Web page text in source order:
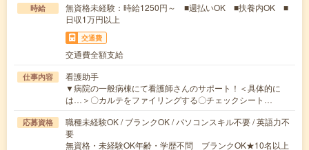
時給
無資格未経験：時給1250円～ ■週払いOK ■扶養内OK ■
日収1万円以上
交通費
交通費全額支給
仕事内容
看護助手
▼病院の一般病棟にて看護師さんのサポート！＜具体的に
は…＞〇カルテをファイリングする〇チェックシート…
応募資格
職種未経験OK / ブランクOK / パソコンスキル不要 / 英語力不
要
無資格・未経験OK年齢・学歴不問 ブランクOK★10名以上